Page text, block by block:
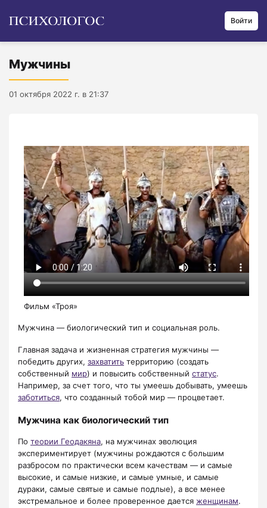
Войти
Мужчины
01 октября 2022 г. в 21:37
Фильм «Троя»
​​​​​​​Мужчина — биологический тип и социальная роль.
Главная задача и жизненная стратегия мужчины —
победить других, захватить территорию (создать
собственный мир) и повысить собственный статус.
Например, за счет того, что ты умеешь добывать, умеешь
заботиться, что созданный тобой мир — процветает. ​​​​​​​​​​​​​​
Мужчина как биологический тип
По теории Геодакяна, на мужчинах эволюция
экспериментирует (мужчины рождаются с большим
разбросом по практически всем качествам — и самые
высокие, и самые низкие, и самые умные, и самые
дураки, самые святые и самые подлые), а все менее
экстремальное и более проверенное дается женщинам.